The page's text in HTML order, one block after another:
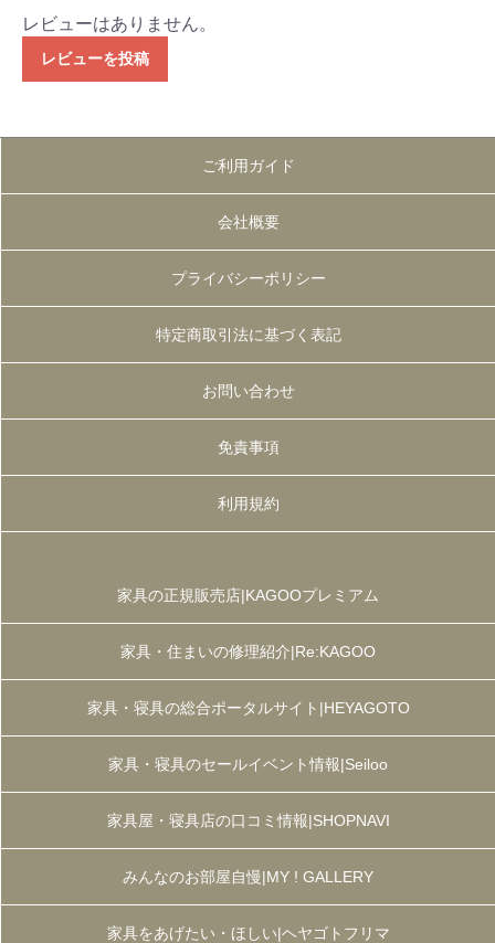
レビューはありません。
レビューを投稿
ご利用ガイド
会社概要
プライバシーポリシー
特定商取引法に基づく表記
お問い合わせ
免責事項
利用規約
家具の正規販売店|KAGOOプレミアム
家具・住まいの修理紹介|Re:KAGOO
家具・寝具の総合ポータルサイト|HEYAGOTO
家具・寝具のセールイベント情報|Seiloo
家具屋・寝具店の口コミ情報|SHOPNAVI
みんなのお部屋自慢|MY ! GALLERY
家具をあげたい・ほしい|ヘヤゴトフリマ